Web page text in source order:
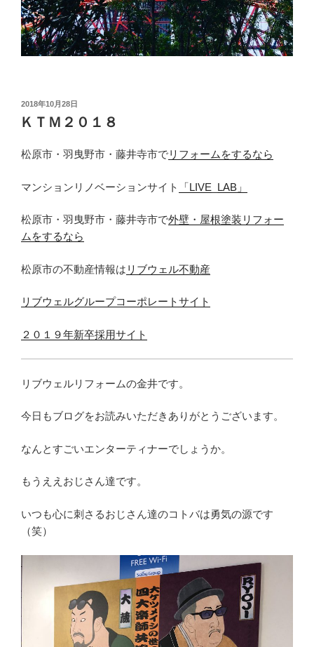
投
稿
日:
2018年10月28日
ＫＴＭ２０１８
松原市・羽曳野市・藤井寺市でリフォームをするなら
マンションリノベーションサイト 「LIVE_LAB」
松原市・羽曳野市・藤井寺市で外壁・屋根塗装リフォー
ムをするなら
松原市の不動産情報は リブウェル不動産
リブウェルグループコーポレートサイト
２０１９年新卒採用サイト
リブウェルリフォームの金井です。
今日もブログをお読みいただきありがとうございます。
なんとすごいエンターティナーでしょうか。
もうええおじさん達です。
いつも心に刺さるおじさん達のコトバは勇気の源です
（笑）